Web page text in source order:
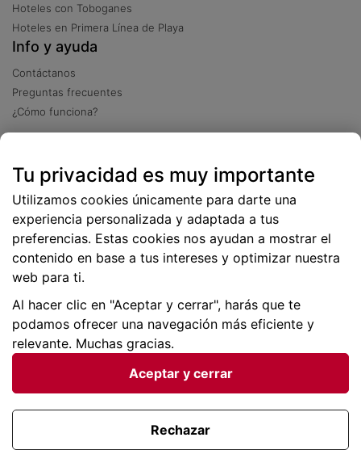
Hoteles con Toboganes
Hoteles en Primera Línea de Playa
Info y ayuda
Contáctanos
Preguntas frecuentes
¿Cómo funciona?
Más de 2 millones de descargas
Condiciones generales |Privacidad de datos | Política
Viajes para ti SLU Copyright © BuscoUnChollo.com
Tu privacidad es muy importante
Utilizamos cookies únicamente para darte una
experiencia personalizada y adaptada a tus
preferencias. Estas cookies nos ayudan a mostrar el
contenido en base a tus intereses y optimizar nuestra
web para ti.
Al hacer clic en "Aceptar y cerrar", harás que te
podamos ofrecer una navegación más eficiente y
relevante. Muchas gracias.
Aceptar y cerrar
Rechazar